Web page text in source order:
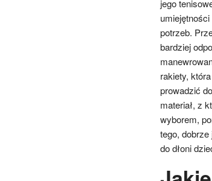
jego
potrzeb.
bardziej
rakiety,
prowadzić
materiał, z
wyborem,
tego,
do dłoni